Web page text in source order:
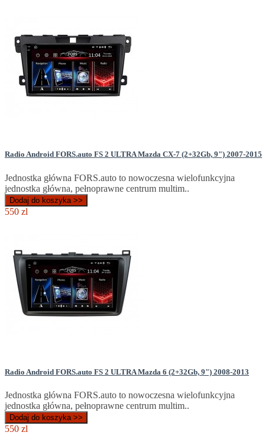
Radio Android FORS.auto FS 2 ULTRA Mazda CX-7 (2+32Gb, 9") 2007-2015
Jednostka główna FORS.auto to nowoczesna wielofunkcyjna
jednostka główna, pełnoprawne centrum multim..
Dodaj do koszyka >>
550 zl
Radio Android FORS.auto FS 2 ULTRA Mazda 6 (2+32Gb, 9") 2008-2013
Jednostka główna FORS.auto to nowoczesna wielofunkcyjna
jednostka główna, pełnoprawne centrum multim..
Dodaj do koszyka >>
550 zl